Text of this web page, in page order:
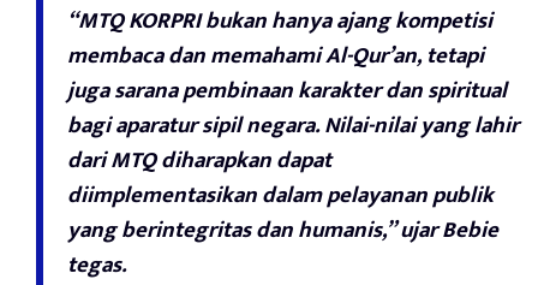
“MTQ KORPRI bukan hanya ajang kompetisi
membaca dan memahami Al-Qur’an, tetapi
juga sarana pembinaan karakter dan spiritual
bagi aparatur sipil negara. Nilai-nilai yang lahir
dari MTQ diharapkan dapat
diimplementasikan dalam pelayanan publik
yang berintegritas dan humanis,” ujar Bebie
tegas.